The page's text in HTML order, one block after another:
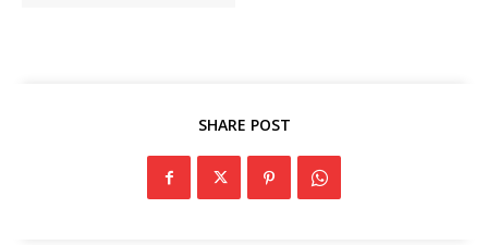
SHARE POST